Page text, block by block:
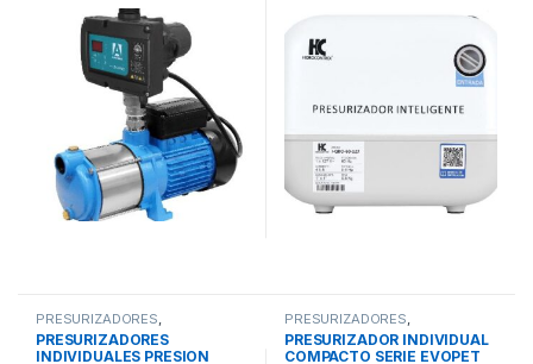
PRESURIZADORES
PRESURIZADORES
INDIVIDUALES DE PRESION
CONSTANTE,SISTEMAS DE
PRESURIZADORES
INDIVIDUALES PRESION
PRESURIZADORES
PRESURIZADORES
INDIVIDUALES TRADICIONALES,
SISTEMAS DE BOMBEO
PRESURIZADOR INDIVIDUAL
COMPACTO SERIE EVOPET